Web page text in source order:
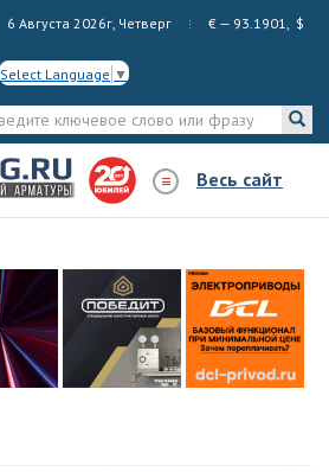
6 Августа 2026г, Четверг € — 93.1901, $
Select Language ▼
Весь сайт